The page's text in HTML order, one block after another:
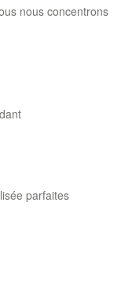
nous concentrons
parfaites